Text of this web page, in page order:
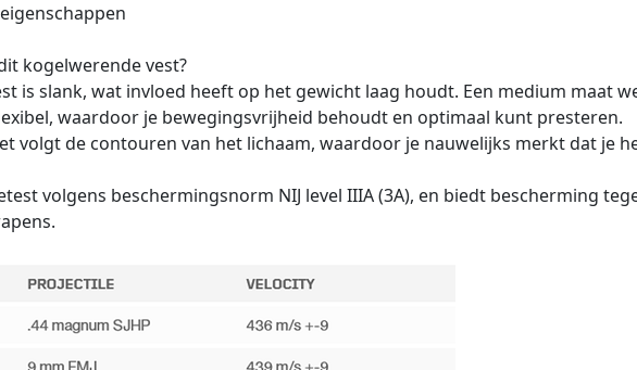
kogelwerende vest?
is slank, wat invloed heeft op het gewicht laag houdt. Een medium maat
waardoor je bewegingsvrijheid behoudt en optimaal kunt presteren.
volgt de contouren van het lichaam, waardoor je nauwelijks merkt dat je
volgens beschermingsnorm NIJ level IIIA (3A), en biedt bescherming